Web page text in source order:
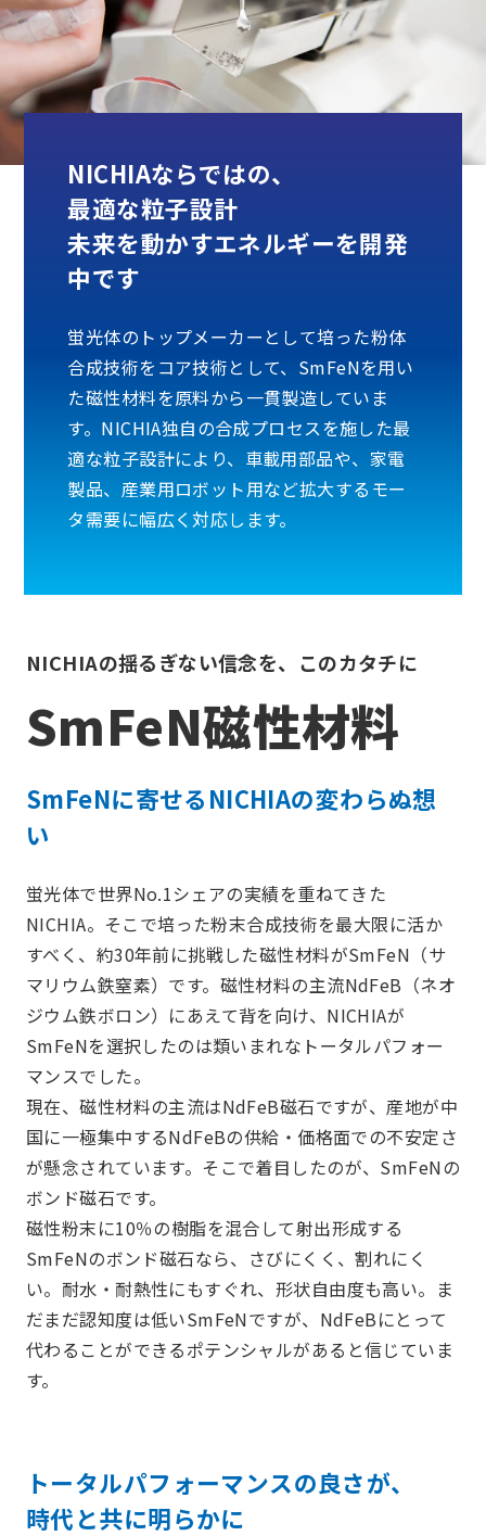
NICHIAならではの、
最適な粒子設計
未来を動かすエネルギーを開発
中です
蛍光体のトップメーカーとして培った粉体
合成技術をコア技術として、SmFeNを用い
た磁性材料を原料から一貫製造していま
す。NICHIA独自の合成プロセスを施した最
適な粒子設計により、車載用部品や、家電
製品、産業用ロボット用など拡大するモー
タ需要に幅広く対応します。
NICHIAの揺るぎない信念を、このカタチに
SmFeN磁性材料
SmFeNに寄せるNICHIAの変わらぬ想
い
蛍光体で世界No.1シェアの実績を重ねてきた
NICHIA。そこで培った粉末合成技術を最⼤限に活か
すべく、約30年前に挑戦した磁性材料がSmFeN（サ
マリウム鉄窒素）です。磁性材料の主流NdFeB（ネオ
ジウム鉄ボロン）にあえて背を向け、NICHIAが
SmFeNを選択したのは類いまれなトータルパフォー
マンスでした。
現在、磁性材料の主流はNdFeB磁⽯ですが、産地が中
国に⼀極集中するNdFeBの供給・価格⾯での不安定さ
が懸念されています。そこで着⽬したのが、SmFeNの
ボンド磁⽯です。
磁性粉末に10％の樹脂を混合して射出形成する
SmFeNのボンド磁⽯なら、さびにくく、割れにく
い。耐⽔・耐熱性にもすぐれ、形状⾃由度も⾼い。ま
だまだ認知度は低いSmFeNですが、NdFeBにとって
代わることができるポテンシャルがあると信じていま
す。
トータルパフォーマンスの良さが、
時代と共に明らかに